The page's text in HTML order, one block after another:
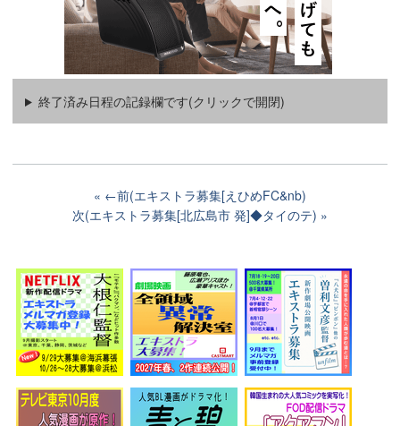
終了済み日程の記録欄です(クリックで開閉)
←前(エキストラ募集[えひめFC&nb)
次(エキストラ募集[北広島市 発]◆タイのテ)